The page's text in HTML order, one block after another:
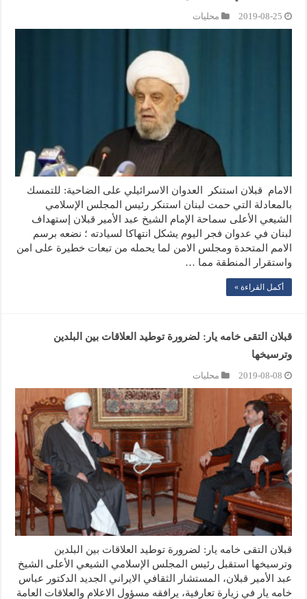
2019-08-25 محليات
الامام قبلان استنكر العدوان الاسرائيلي على الضاحية: للتمسك
بالمعادلة التي حمت لبنان استنكر رئيس المجلس الإسلامي
الشيعي الأعلى سماحة الإمام الشيخ عبد الأمير قبلان إستهداف
لبنان في عدوان فجر اليوم يشكل انتهاكا لسيادته ؛ نضعه برسم
الامم المتحدة ومجلس الامن لما يحمله من تبعات خطيرة على امن
واستقرار المنطقة مما …
أكمل القراءة »
قبلان التقى خامه يار: لضرورة توطيد العلاقات بين البلدين
وترسيخها
2019-08-08 محليات
قبلان التقى خامه يار: لضرورة توطيد العلاقات بين البلدين
وترسيخها استقبل رئيس المجلس الإسلامي الشيعي الأعلى الشيخ
عبد الأمير قبلان، المستشار الثقافي الايراني الجديد الدكتور عباس
خامه يار في زيارة تعارفية، يرافقه مسؤول الاعلام والعلاقات العامة